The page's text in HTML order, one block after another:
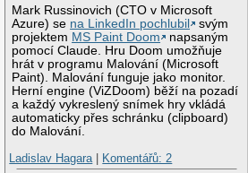
Mark Russinovich (CTO v Microsoft
Azure) se na LinkedIn pochlubil
svým
projektem MS Paint Doom
napsaným
pomocí Claude. Hru Doom umožňuje
hrát v programu Malování (Microsoft
Paint). Malování funguje jako monitor.
Herní engine (ViZDoom) běží na pozadí
a každý vykreslený snímek hry vkládá
automaticky přes schránku (clipboard)
do Malování.
Ladislav Hagara
Komentářů: 2